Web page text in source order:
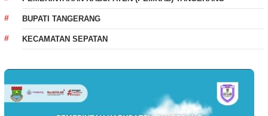
BUPATI TANGERANG
KECAMATAN SEPATAN